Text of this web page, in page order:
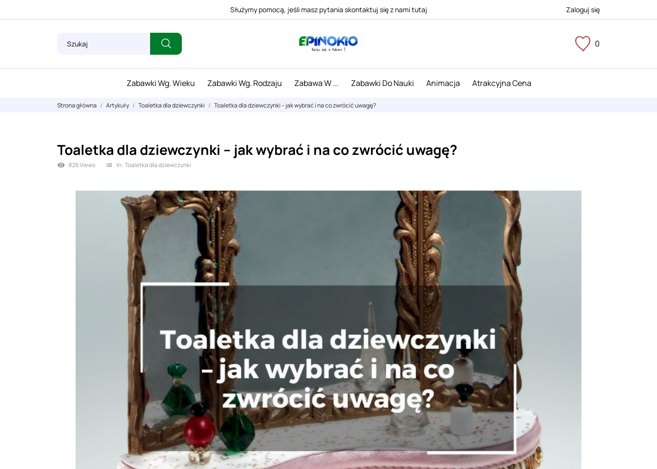
Służymy pomocą, jeśli masz pytania skontaktuj się z nami tutaj Zaloguj się
0
Zabawki Wg. Wieku Zabawki Wg. Rodzaju Zabawa W ... Zabawki Do Nauki Animacja Atrakcyjna Cena
Strona główna Artykuły Toaletka dla dziewczynki Toaletka dla dziewczynki – jak wybrać i na co zwrócić uwagę?
Toaletka dla dziewczynki – jak wybrać i na co zwrócić uwagę?
visibility 826 Views list In: Toaletka dla dziewczynki